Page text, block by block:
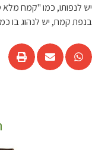
יש לנפותו, כמו "קמח מלא
בנפת קמח, יש לנהוג בו